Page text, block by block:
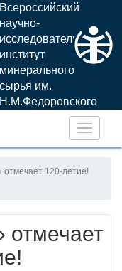
Всероссийский
научно-
исследовательский
институт
минерального
сырья им.
Н.М.Федоровского
120-летие!